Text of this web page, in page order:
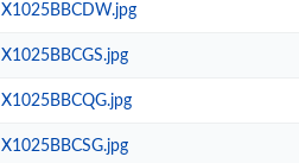
X1025BBCDW.jpg
X1025BBCGS.jpg
X1025BBCQG.jpg
X1025BBCSG.jpg